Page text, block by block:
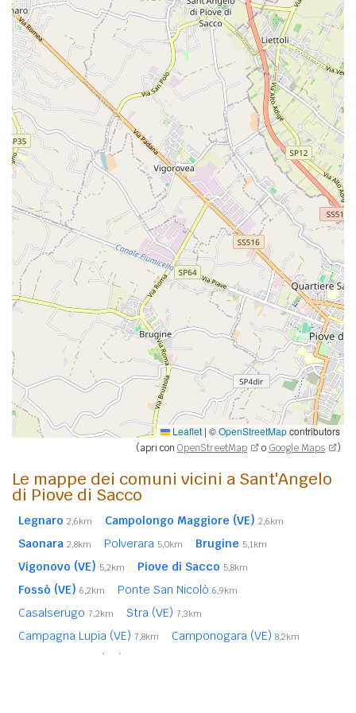
Leaflet | ©OpenStreetMapcontributors
(apri con OpenStreetMap o Google Maps )
Le mappe dei comuni vicini a Sant'Angelo
di Piove di Sacco
Legnaro 2,6km Campolongo Maggiore (VE) 2,6km
Saonara 2,8km Polverara 5,0km Brugine 5,1km
Vigonovo (VE) 5,2km Piove di Sacco 5,8km
Fossò (VE) 6,2km Ponte San Nicolò 6,9km
Casalserugo 7,2km Stra (VE) 7,3km
Campagna Lupia (VE) 7,8km Camponogara (VE) 8,2km
Fiesso d'Artico (VE)